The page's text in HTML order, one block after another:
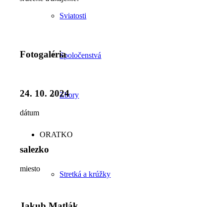
Sviatosti
Spoločenstvá
Zbory
ORATKO
Stretká a krúžky
Fotogaléria
24. 10. 2024
dátum
salezko
miesto